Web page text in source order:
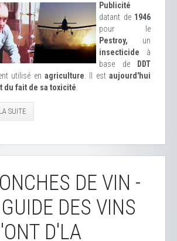
Publicité
datant de 1946
pour le
Pestroy, un
insecticide à
base de
DDT
utilisé en agriculture . Il est aujourd'hui
du fait de sa toxicité
SUITE
DE VIN -
DES VINS
D'LA